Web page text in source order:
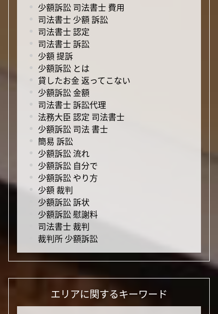
少額訴訟 司法書士 費用
司法書士 少額 訴訟
司法書士 認定
司法書士 訴訟
少額 提訴
少額訴訟 とは
貸したお金 返ってこない
少額訴訟 金額
司法書士 訴訟代理
法務大臣 認定 司法書士
少額訴訟 司法 書士
簡易 訴訟
少額訴訟 流れ
少額訴訟 自分で
少額訴訟 やり方
少額 裁判
少額訴訟 訴状
少額訴訟 慰謝料
司法書士 裁判
裁判所 少額訴訟
エリアに関するキーワード